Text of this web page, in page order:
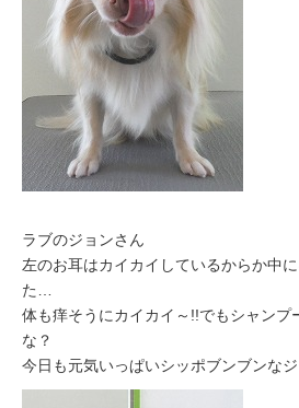
ラブのジョンさん
左のお耳はカイカイしているからか中
た…
体も痒そうにカイカイ～!!でもシャンプ
な？
今日も元気いっぱいシッポブンブンな